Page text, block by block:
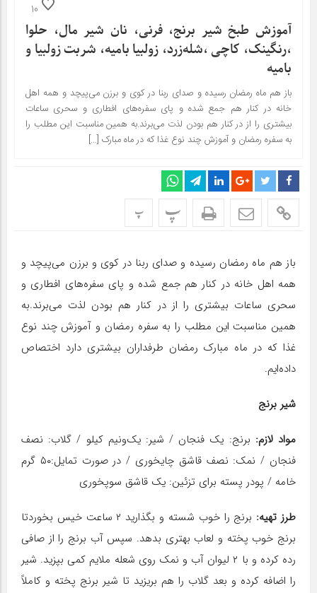
10
آموزش طبخ شیر برنج، فرنی، نان شیر مال، حلوا
،رنگینک، کاچی ،شله‌زرد، زولبیا بامیه، شربت زولبیا و
بامیه
باز هم ماه رمضان رسیده و صدای ربنا در کوی و برزن می‌پیچد و همه اهل
خانه در کنار هم جمع شده و پای سفره‌های افطاری و سحری ساعات
بیشتری را از در کنار هم بودن لذت می‌برند.به همین مناسبت این مطلب را
به سفره رمضان و آموزش چند نوع غذا که در ماه مبارک […]
پ پ
باز هم ماه رمضان رسیده و صدای ربنا در کوی و برزن می‌پیچد و
همه اهل خانه در کنار هم جمع شده و پای سفره‌های افطاری و
سحری ساعات بیشتری را از در کنار هم بودن لذت می‌برند.به
همین مناسبت این مطلب را به سفره رمضان و آموزش چند نوع
غذا که در ماه مبارک رمضان طرفداران بیشتری دارد اختصاص
داده‌ایم.
شیر برنج
مواد لازم: برنج: یک فنجان / شیر: یک‌و‌‌نیم کیلو / گلاب: نصف
فنجان / نمک: نصف قاشق چایخوری / در صورت تمایل:۵۰ گرم
خامه / پودر پسته برای تزئین: یک قاشق سوپخوری
طرز تهیه:
برنج را خوب شسته و بگذارید ۲ ساعت خیس بخوردتا
برنج خوب پخته و لعاب بهتری بدهد. سپس آب برنج را از صافی
رده کرده و با ۲ لیوان آب و نمک روی شعله ملایم کمی بپزید. شیر
را اضافه کرده و بعد گلاب را هم بریزید تا شیر برنج پخته و کاملاً